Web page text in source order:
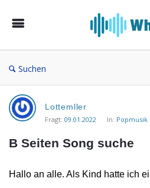
von
Suchen
Musikforum
von
WieheisstdasLied.de
Fragen
Lottemller
Fragt: 09.01.2022 In: Popmusik
B Seiten Song suche
Hallo an alle. Als Kind hatte ich